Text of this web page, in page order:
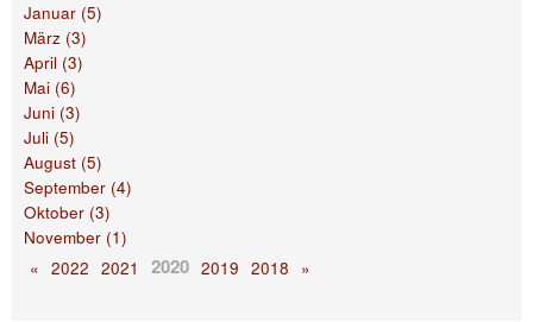
Januar (5)
März (3)
April (3)
Mai (6)
Juni (3)
Juli (5)
August (5)
September (4)
Oktober (3)
November (1)
« 2022 2021 2020 2019 2018 »